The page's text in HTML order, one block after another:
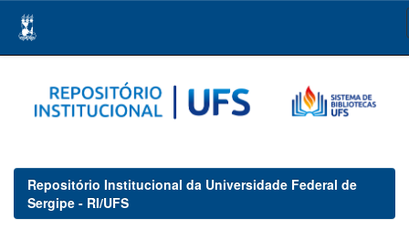
navigation
Repositório Institucional da Universidade Federal de
Sergipe - RI/UFS